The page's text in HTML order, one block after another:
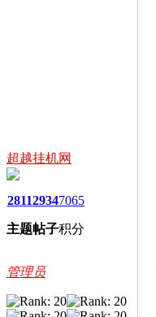
超越挂机网
2811
主题
2934
帖子
7065
积分
管理员